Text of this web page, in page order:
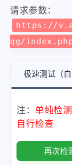
请求参数：
https://
qg/
极速测试（自
注： 单纯检测
自行检查
再次检